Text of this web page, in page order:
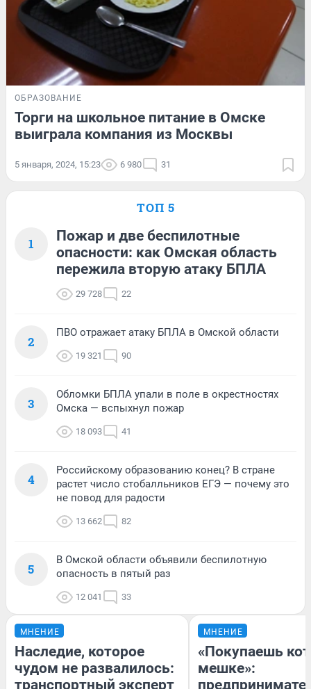
ОБРАЗОВАНИЕ
Торги на школьное питание в Омске
выиграла компания из Москвы
5 января, 2024, 15:23 6 980 31
ТОП 5
1
Пожар и две беспилотные
опасности: как Омская область
пережила вторую атаку БПЛА
29 728 22
2
ПВО отражает атаку БПЛА в Омской области
19 321 90
3
Обломки БПЛА упали в поле в окрестностях
Омска — вспыхнул пожар
18 093 41
4
Российскому образованию конец? В стране
растет число стобалльников ЕГЭ — почему это
не повод для радости
13 662 82
5
В Омской области объявили беспилотную
опасность в пятый раз
12 041 33
МНЕНИЕ
Наследие, которое
чудом не развалилось:
транспортный эксперт
МНЕНИЕ
«Покупаешь
мешке»: